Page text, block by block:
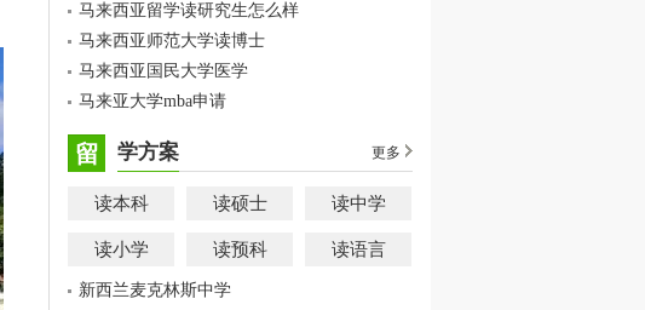
马来西亚留学读研究生怎么样
马来西亚师范大学读博士
马来西亚国民大学医学
马来亚大学mba申请
留 学方案 更多
读本科 读硕士 读中学
读小学 读预科 读语言
新西兰麦克林斯中学